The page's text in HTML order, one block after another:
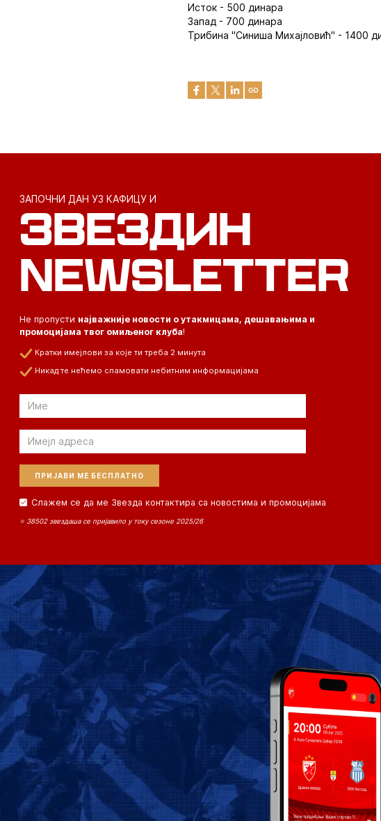
Исток - 500 динара
Запад - 700 динара
Трибина "Синиша Михајловић" - 1400
ЗАПОЧНИ ДАН УЗ КАФИЦУ И
ЗВЕЗДИН
NEWSLETTER
Не пропусти најважније новости о утакмицама, дешавањима и
промоцијама твог омиљеног клуба!
Кратки имејлови за које ти треба 2 минута
Никад те нећемо спамовати небитним информацијама
Email
Email
Слажем се да ме Звезда контактира са новостима и промоцијама
⭐ 38502 звездаша се пријавило у току сезоне 2025/26